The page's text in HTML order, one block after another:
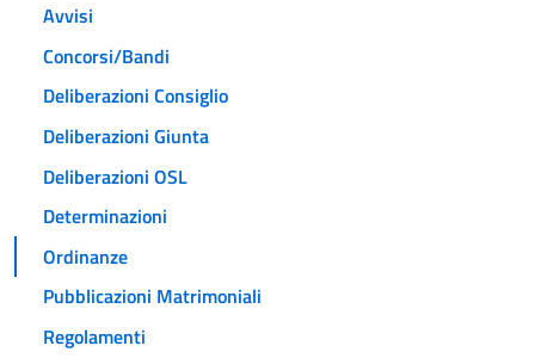
Avvisi
Concorsi/Bandi
Deliberazioni Consiglio
Deliberazioni Giunta
Deliberazioni OSL
Determinazioni
Ordinanze
Pubblicazioni Matrimoniali
Regolamenti